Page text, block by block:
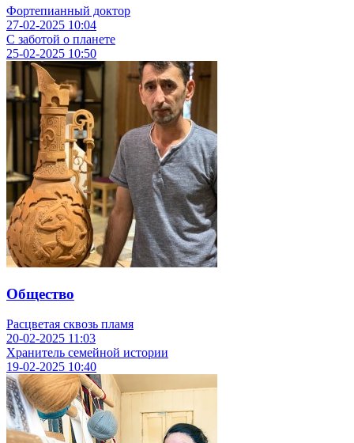
Фортепианный доктор
27-02-2025 10:04
С заботой о планете
25-02-2025 10:50
Общество
Расцветая сквозь пламя
20-02-2025 11:03
Хранитель семейной истории
19-02-2025 10:40